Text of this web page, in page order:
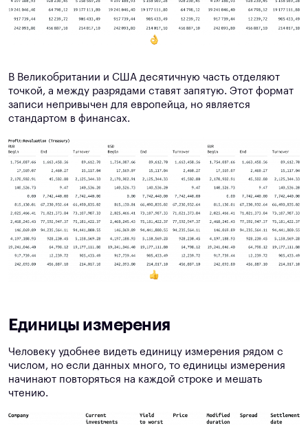
В Великобритании и США десятичную часть отделяют
точкой, а между разрядами ставят запятую. Этот формат
записи непривычен для европейца, но является
стандартом в финансах.
Единицы измерения
Человеку удобнее видеть единицу измерения рядом с
числом, но если данных много, то единицы измерения
начинают повторяться на каждой строке и мешать
чтению.